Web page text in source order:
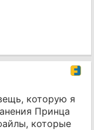
которую я
Принца
которые